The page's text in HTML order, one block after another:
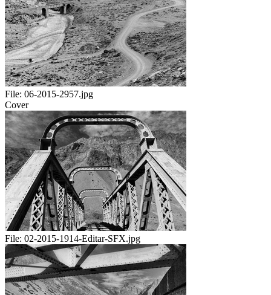
File: 06-2015-2957.jpg
Cover
File: 02-2015-1914-Editar-SFX.jpg